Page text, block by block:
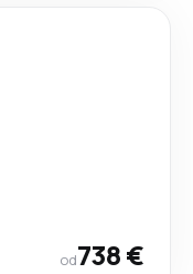
od738 €